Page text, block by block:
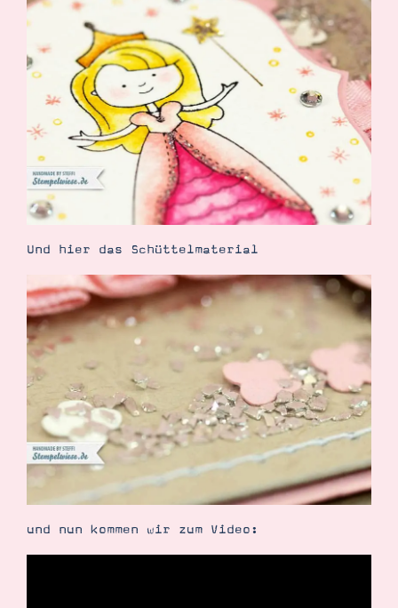
Suche Impressum Datenschutz
Und hier das Schüttelmaterial
und nun kommen wir zum Video: